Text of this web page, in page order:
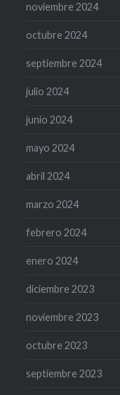
noviembre 2024
octubre 2024
septiembre 2024
julio 2024
junio 2024
mayo 2024
abril 2024
marzo 2024
febrero 2024
enero 2024
diciembre 2023
noviembre 2023
octubre 2023
septiembre 2023